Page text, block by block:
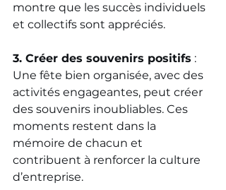
montre que les succès individuels
et collectifs sont appréciés.
3. Créer des souvenirs positifs :
Une fête bien organisée, avec des
activités engageantes, peut créer
des souvenirs inoubliables. Ces
moments restent dans la
mémoire de chacun et
contribuent à renforcer la culture
d’entreprise.